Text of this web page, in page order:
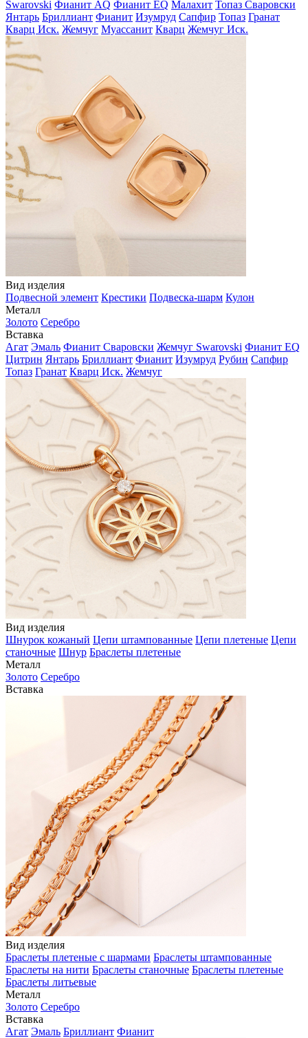
Swarovski Фианит AQ Фианит EQ Малахит Топаз Сваровски
Янтарь Бриллиант Фианит Изумруд Сапфир Топаз Гранат
Кварц Иск. Жемчуг Муассанит Кварц Жемчуг Иск.
Вид изделия
Подвесной элемент Крестики Подвеска-шарм Кулон
Металл
Золото Серебро
Вставка
Агат Эмаль Фианит Сваровски Жемчуг Swarovski Фианит EQ
Цитрин Янтарь Бриллиант Фианит Изумруд Рубин Сапфир
Топаз Гранат Кварц Иск. Жемчуг
Вид изделия
Шнурок кожаный Цепи штампованные Цепи плетеные Цепи
станочные Шнур Браслеты плетеные
Металл
Золото Серебро
Вставка
Вид изделия
Браслеты плетеные с шармами Браслеты штампованные
Браслеты на нити Браслеты станочные Браслеты плетеные
Браслеты литьевые
Металл
Золото Серебро
Вставка
Агат Эмаль Бриллиант Фианит